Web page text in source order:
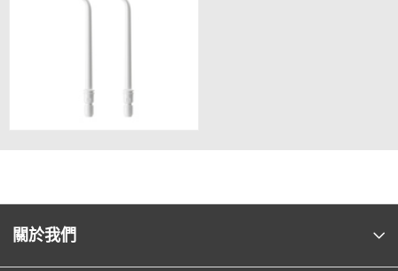
關於我們